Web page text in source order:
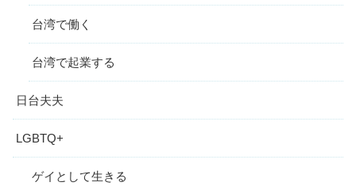
台湾で働く
台湾で起業する
日台夫夫
LGBTQ+
ゲイとして生きる